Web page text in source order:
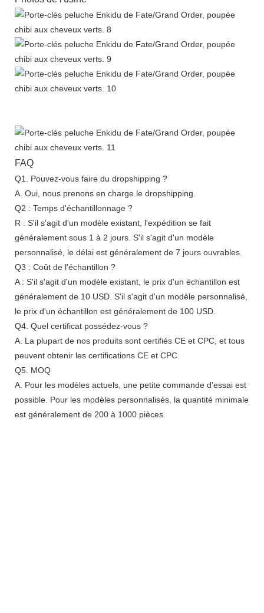
FAQ
Q1. Pouvez-vous faire du dropshipping ?
A. Oui, nous prenons en charge le dropshipping.
Q2 : Temps d'échantillonnage ?
R : S'il s'agit d'un modèle existant, l'expédition se fait
généralement sous 1 à 2 jours. S'il s'agit d'un modèle
personnalisé, le délai est généralement de 7 jours ouvrables.
Q3 : Coût de l'échantillon ?
A : S'il s'agit d'un modèle existant, le prix d'un échantillon est
généralement de 10 USD. S'il s'agit d'un modèle personnalisé,
le prix d'un échantillon est généralement de 100 USD.
Q4. Quel certificat possédez-vous ?
A. La plupart de nos produits sont certifiés CE et CPC, et tous
peuvent obtenir les certifications CE et CPC.
Q5. MOQ
A. Pour les modèles actuels, une petite commande d'essai est
possible. Pour les modèles personnalisés, la quantité minimale
est généralement de 200 à 1000 pièces.